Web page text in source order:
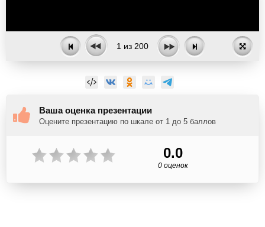
1 из 200
Ваша оценка презентации
Оцените презентацию по шкале от 1 до 5 баллов
0.0
0 оценок